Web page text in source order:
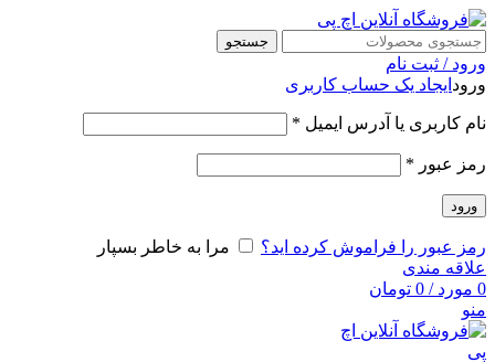
جستجو
ورود / ثبت نام
ورود ایجاد یک حساب کاربری
نام کاربری یا آدرس ایمیل *
رمز عبور *
ورود
رمز عبور را فراموش کرده اید؟
مرا به خاطر بسپار
علاقه مندی
0 مورد /
0 تومان
منو